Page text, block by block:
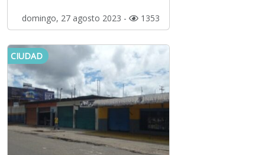
domingo, 27 agosto 2023 - 1353
CIUDAD